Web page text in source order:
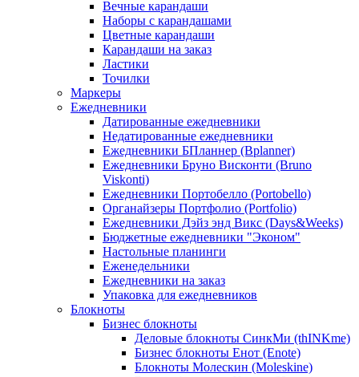
Вечные карандаши
Наборы с карандашами
Цветные карандаши
Карандаши на заказ
Ластики
Точилки
Маркеры
Ежедневники
Датированные ежедневники
Недатированные ежедневники
Ежедневники БПланнер (Bplanner)
Ежедневники Бруно Висконти (Bruno
Viskonti)
Ежедневники Портобелло (Portobello)
Органайзеры Портфолио (Portfolio)
Ежедневники Дэйз энд Викс (Days&Weeks)
Бюджетные ежедневники "Эконом"
Настольные планинги
Еженедельники
Ежедневники на заказ
Упаковка для ежедневников
Блокноты
Бизнес блокноты
Деловые блокноты СинкМи (thINKme)
Бизнес блокноты Енот (Enote)
Блокноты Молескин (Moleskine)